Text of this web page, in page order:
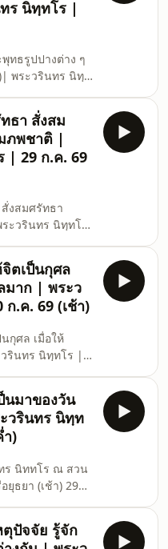
รหลัก :
าสัมพันธ์ :
ร นิทฺทโร |
ทธรูปปางต่าง ๆ
พระวรินทร นิทฺท
รมอารี
31 กรกฎาคม
รหลัก :
าสัมพันธ์ :
ธา สั่งสม
ภพชาติ |
| 29 ก.ค. 69
สั่งสมศรัทธา
ะวรินทร นิทฺทโร
ารี
29 กรกฎาคม
รหลัก :
ชาสัมพันธ์ :
ตเป็นกุศล
มาก | พระว
.ค. 69 (เช้า)
กุศล เมื่อให้
รินทร นิทฺทโร |
ารี
) 30 กรกฎาคม
หลัก :
ชาสัมพันธ์ :
นมาของวัน
วรินทร นิทฺท
)
ร นิททโร ณ สวน
ยุธยา (เช้า) 29
รหลัก :
ตุปัจจัย รู้จัก